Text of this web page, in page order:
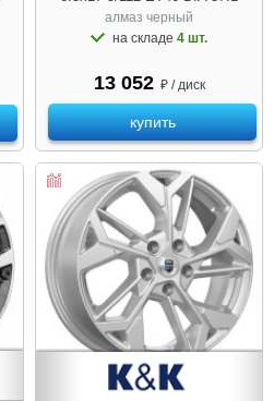
алмаз чeрный
на складе 4 шт.
13 052 ₽ / диск
купить